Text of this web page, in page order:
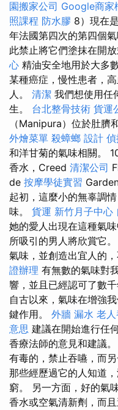
園搬家公司 Google商家
照課程 防水膠 8）現在
年法國第四次的第四個
此禁止將它們塗抹在開放
心 精油安全地用於大多
某種癌症，慢性患者，
人。 清潔 我們想使用任
生。 台北整骨技術 貨運
（Manipura）位於肚臍
外燴菜單 殺蟑螂 設計 偵
和洋甘菊的氣味相關。
香水，Creed 清潔公司
de 按摩學徒實習
起初，這麼小的無辜調
味。 貨運 新竹月子中心
她的愛人出現在這種氣
所吸引的男人將欣賞它
氣味，並創造出宜人的
證辦理 有無數的氣味對
響，並且已經認可了數千
自古以來，氣味在增強
鍵作用。 外牆 漏水 老
意思 建議在開始進行任
香療法師的意見和建議。
有毒的，禁止吞嚥，而
那些經歷過它的人知道
窮。 另一方面，好的氣
香水或空氣清新劑，而